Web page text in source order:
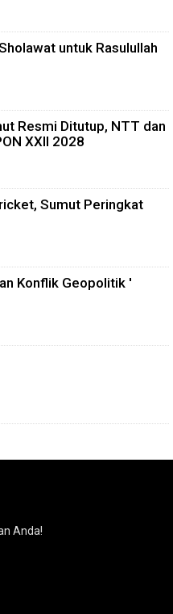
untuk Rasulullah
Resmi Ditutup, NTT dan
XXII 2028
Sumut Peringkat
Konflik Geopolitik '
Anda!